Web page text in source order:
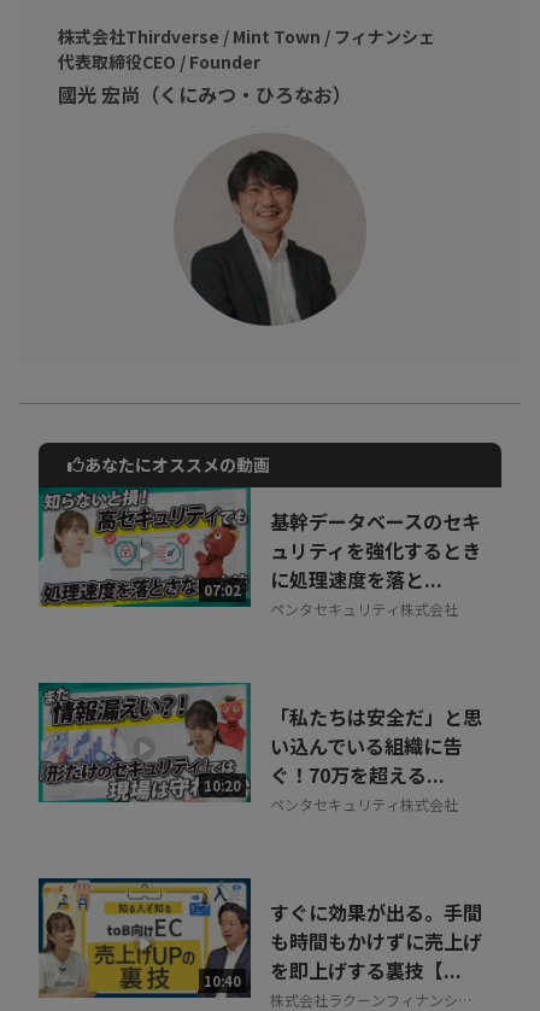
國光氏の運営する会社ではクラウドファンディング2.0と名付け、
物の代わりにトークンやNFTをつけてお金を調達しているのだそ
うです。
今までは応援して終わりだったことが、応援したところが成長す
トークンの価値も上がり応援者にもメリットをもたらす仕組みで
Web3に興味がない・知る必要がないと思っているビジネスパーソ
株式会社Thirdverse / Mint Town / フィナンシェ
代表取締役CEO / Founder
國光 宏尚（くにみつ・ひろなお）
動画でご紹介しているサービスについて
お気軽にご相談・ご質問いただけます！
30秒でお申し込み可能
相談を希望する 無料
あなたにオススメの動画
07:02
基幹データベースのセキ
ュリティを強化するとき
に処理速度を落と...
ペンタセキュリティ株式会社
10:20
「私たちは安全だ」と思
い込んでいる組織に告
ぐ！70万を超える...
ペンタセキュリティ株式会社
10:40
すぐに効果が出る。手間
も時間もかけずに売上げ
を即上げする裏技【...
株式会社ラクーンフィナンシャ